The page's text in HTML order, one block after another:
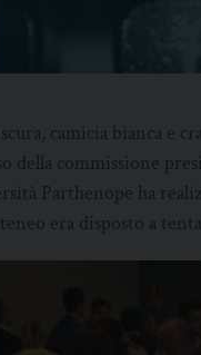
camicia bianca e
della commissione
Parthenope ha
era disposto a